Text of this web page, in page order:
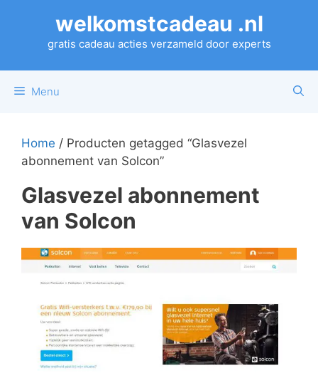
welkomstcadeau .nl
gratis cadeau acties verzameld door experts
Menu
Home / Producten getagged “Glasvezel
abonnement van Solcon”
Glasvezel abonnement
van Solcon